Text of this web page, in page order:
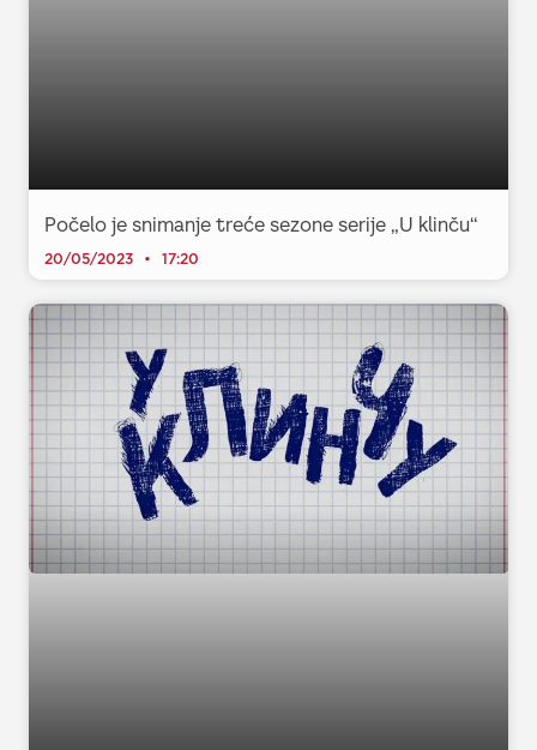
Počelo je snimanje treće sezone serije „U klinču“
20/05/2023 17:20